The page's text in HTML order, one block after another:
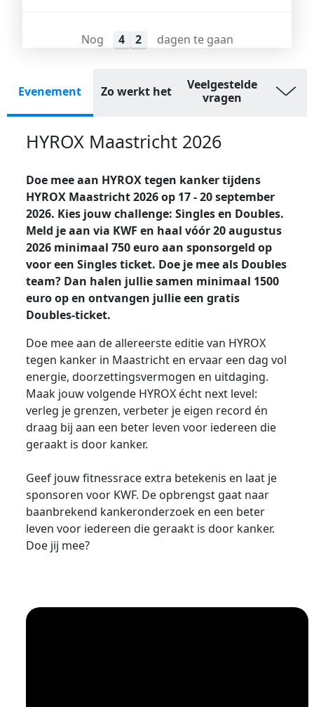
Nog 4 2 dagen te gaan
Evenement Zo werkt het
Veelgestelde
vragen
HYROX Maastricht 2026
Doe mee aan HYROX tegen kanker tijdens
HYROX Maastricht 2026 op 17 - 20 september
2026. Kies jouw challenge: Singles en Doubles.
Meld je aan via KWF en haal vóór 20 augustus
2026 minimaal 750 euro aan sponsorgeld op
voor een Singles ticket. Doe je mee als Doubles
team? Dan halen jullie samen minimaal 1500
euro op en ontvangen jullie een gratis
Doubles-ticket.
Doe mee aan de allereerste editie van HYROX
tegen kanker in Maastricht en ervaar een dag vol
energie, doorzettingsvermogen en uitdaging.
Maak jouw volgende HYROX écht next level:
verleg je grenzen, verbeter je eigen record én
draag bij aan een beter leven voor iedereen die
geraakt is door kanker.
Geef jouw fitnessrace extra betekenis en laat je
sponsoren voor KWF. De opbrengst gaat naar
baanbrekend kankeronderzoek en een beter
leven voor iedereen die geraakt is door kanker.
Doe jij mee?